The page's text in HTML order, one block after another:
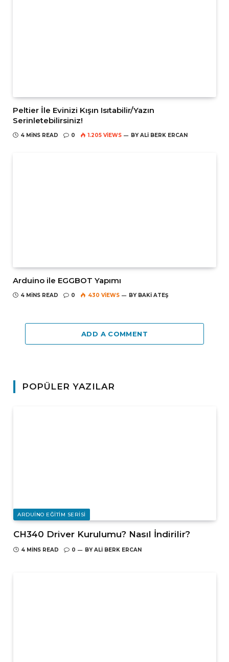
Peltier İle Evinizi Kışın Isıtabilir/Yazın
Serinletebilirsiniz!
4 MINS READ 0 1.205 VIEWS BY ALI BERK ERCAN
Arduino ile EGGBOT Yapımı
4 MINS READ 0 430 VIEWS BY BAKI ATEŞ
ADD A COMMENT
POPÜLER YAZILAR
ARDUINO EĞITIM SERISI
CH340 Driver Kurulumu? Nasıl İndirilir?
4 MINS READ 0 BY ALI BERK ERCAN